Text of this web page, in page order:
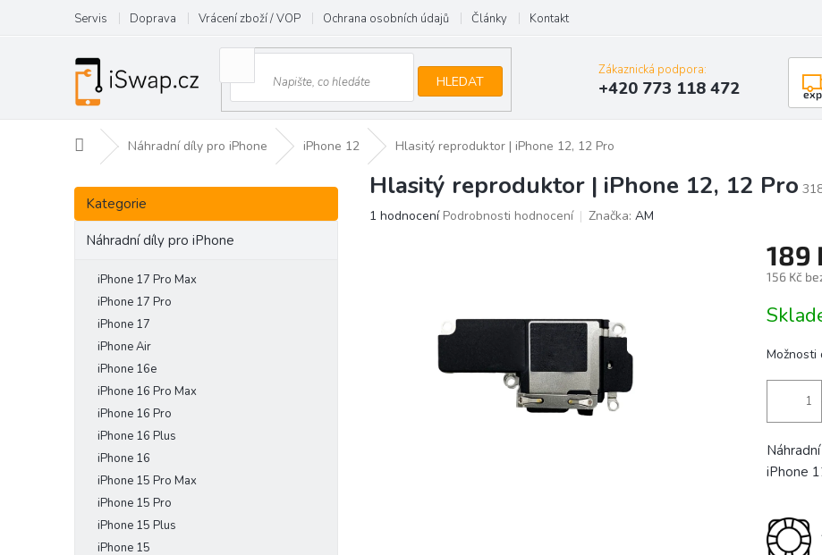
obsah
Servis Doprava Vrácení zboží / VOP Ochrana osobních údajů Články Kontakt
HLEDAT
Zákaznická podpora:
+420 773 118 472
Domů Náhradní díly pro iPhone iPhone 12 Hlasitý reproduktor | iPhone 12, 12 Pro
P
s
Přeskočit
kategorie
Kategorie
Náhradní díly pro iPhone
iPhone 17 Pro Max
iPhone 17 Pro
iPhone 17
iPhone Air
iPhone 16e
iPhone 16 Pro Max
iPhone 16 Pro
iPhone 16 Plus
iPhone 16
iPhone 15 Pro Max
iPhone 15 Pro
iPhone 15 Plus
iPhone 15
Hlasitý reproduktor | iPhone 12, 12 Pro
Průměrné
1 hodnocení Podrobnosti hodnocení Značka: AM
189
156 Kč
cena:
Možnosti
iPhone